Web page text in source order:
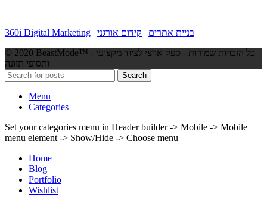
360i Digital Marketing | בניית אתרים | קידום אורגני
© 2020 BeastMode™ - כל הזכויות שמורות - ספק ארצי לציוד מקצועי
ותסופי תזונה
Search
Menu
Categories
Set your categories menu in Header builder -> Mobile -> Mobile
menu element -> Show/Hide -> Choose menu
Home
Blog
Portfolio
Wishlist